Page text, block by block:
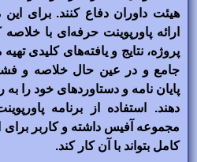
هیئت داوران دفاع کنند. برای
ارائه پاورپوینت حرفه‌ای با
پروژه، نتایج و یافته‌های کلیدی تهیه
جامع و در عین حال خلاصه و
پایان نامه و دستاوردهای خود را
دهند. استفاده از برنامه
مجموعه آفیس داشته و کاربر برای
کامل بتواند با آن کار کند.